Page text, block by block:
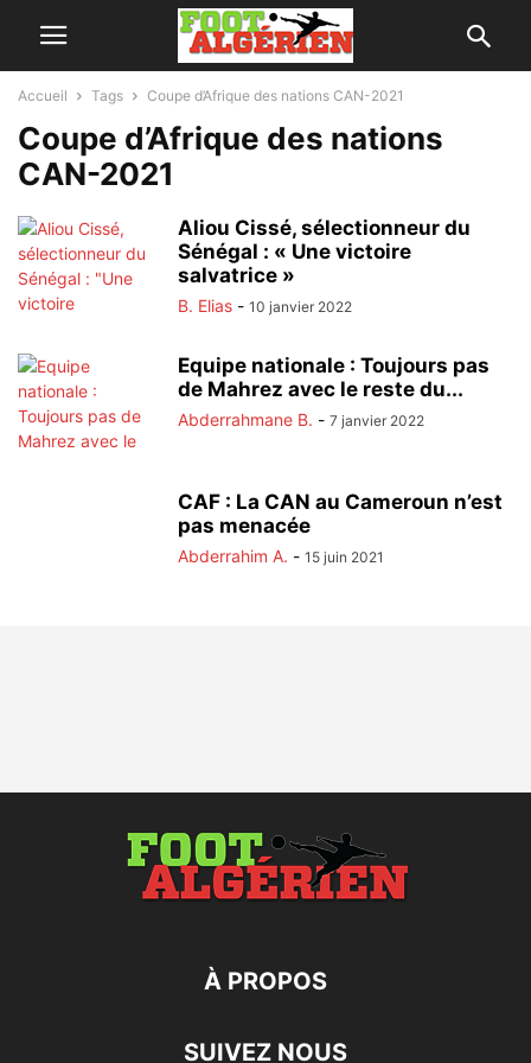
Accueil Tags Coupe d’Afrique des nations CAN-2021
Coupe d’Afrique des nations
CAN-2021
Aliou Cissé, sélectionneur du
Sénégal : « Une victoire
salvatrice »
B. Elias - 10 janvier 2022
Equipe nationale : Toujours pas
de Mahrez avec le reste du...
Abderrahmane B. - 7 janvier 2022
CAF : La CAN au Cameroun n’est
pas menacée
Abderrahim A. - 15 juin 2021
À PROPOS
SUIVEZ NOUS